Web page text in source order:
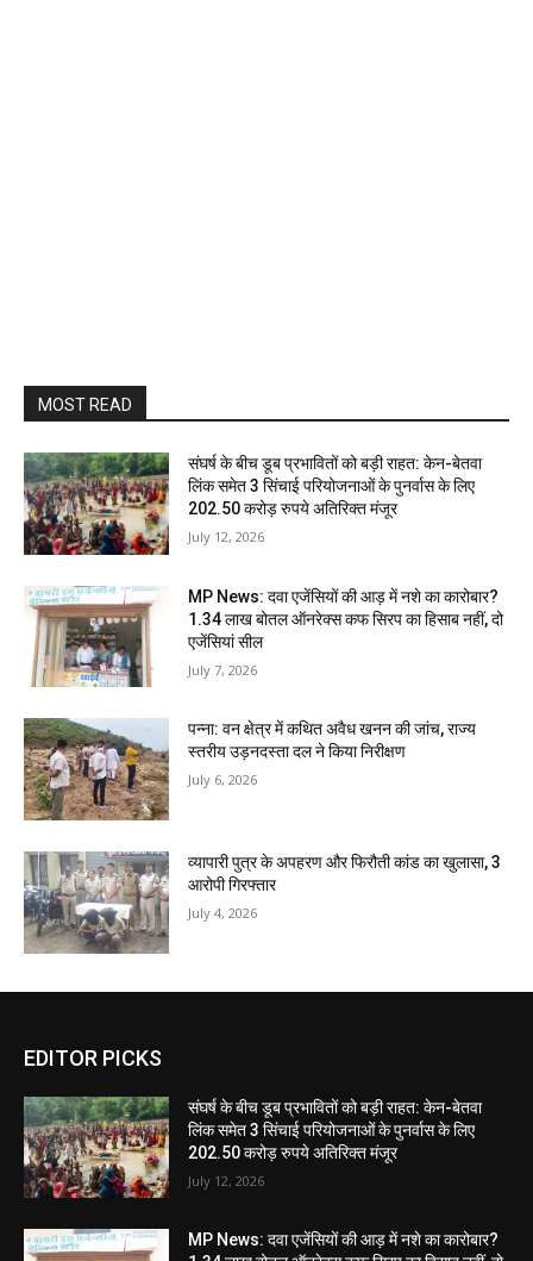
MOST READ
संघर्ष के बीच डूब प्रभावितों को बड़ी राहत: केन-बेतवा
लिंक समेत 3 सिंचाई परियोजनाओं के पुनर्वास के लिए
202.50 करोड़ रुपये अतिरिक्त मंजूर
July 12, 2026
MP News: दवा एजेंसियों की आड़ में नशे का कारोबार?
1.34 लाख बोतल ऑनरेक्स कफ सिरप का हिसाब नहीं, दो
एजेंसियां सील
July 7, 2026
पन्ना: वन क्षेत्र में कथित अवैध खनन की जांच, राज्य
स्तरीय उड़नदस्ता दल ने किया निरीक्षण
July 6, 2026
व्यापारी पुत्र के अपहरण और फिरौती कांड का खुलासा, 3
आरोपी गिरफ्तार
July 4, 2026
EDITOR PICKS
संघर्ष के बीच डूब प्रभावितों को बड़ी राहत: केन-बेतवा
लिंक समेत 3 सिंचाई परियोजनाओं के पुनर्वास के लिए
202.50 करोड़ रुपये अतिरिक्त मंजूर
July 12, 2026
MP News: दवा एजेंसियों की आड़ में नशे का कारोबार?